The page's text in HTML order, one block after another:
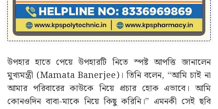
উপহার হাতে পেয়ে উপহারটি নিতে স্পষ্ট আপত্তি জানালেন
মুখ্যমন্ত্রী (Mamata Banerjee)। তিনি বলেন, “আমি চাই না
আমার পরিবারের কাউকে নিয়ে প্রচার হোক এভাবে। আমি
কোনওদিন বাবা-মাকে নিয়ে কিছু করিনি।” এমনকী সেই ছবি